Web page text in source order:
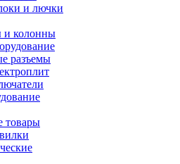
и лючки
и колонны
разъемы
товары